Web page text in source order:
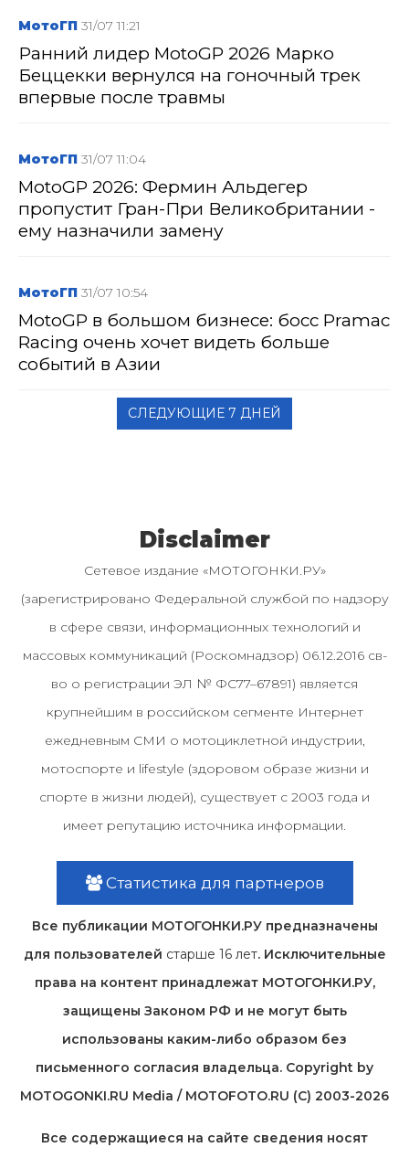
МотоГП 31/07 11:21
Ранний лидер MotoGP 2026 Марко
Беццекки вернулся на гоночный трек
впервые после травмы
МотоГП 31/07 11:04
MotoGP 2026: Фермин Альдегер
пропустит Гран-При Великобритании -
ему назначили замену
МотоГП 31/07 10:54
MotoGP в большом бизнесе: босс Pramac
Racing очень хочет видеть больше
событий в Азии
СЛЕДУЮЩИЕ 7 ДНЕЙ
Disclaimer
Сетевое издание «МОТОГОНКИ.РУ»
(зарегистрировано Федеральной службой по надзору
в сфере связи, информационных технологий и
массовых коммуникаций (Роскомнадзор) 06.12.2016 св-
во о регистрации ЭЛ № ФС77–67891) является
крупнейшим в российском сегменте Интернет
ежедневным СМИ о мотоциклетной индустрии,
мотоспорте и lifestyle (здоровом образе жизни и
спорте в жизни людей), существует с 2003 года и
имеет репутацию источника информации.
Статистика для партнеров
Все публикации МОТОГОНКИ.РУ предназначены
для пользователей старше 16 лет. Исключительные
права на контент принадлежат МОТОГОНКИ.РУ,
защищены Законом РФ и не могут быть
использованы каким-либо образом без
письменного согласия владельца. Copyright by
MOTOGONKI.RU Media / MOTOFOTO.RU (C) 2003-2026
Все содержащиеся на cайте сведения носят